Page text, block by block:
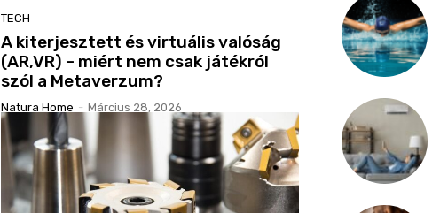
TECH
A kiterjesztett és virtuális valóság
(AR,VR) – miért nem csak játékról
szól a Metaverzum?
Natura Home - Március 28, 2026